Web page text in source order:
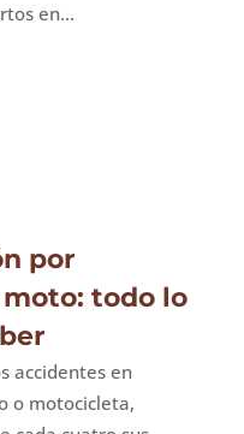
en...
por
todo lo
accidentes en
o motocicleta,